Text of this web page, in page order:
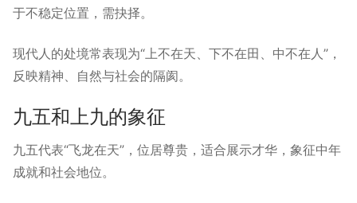
于不稳定位置，需抉择。
现代人的处境常表现为“上不在天、下不在田、中不在人”，
反映精神、自然与社会的隔阂。
九五和上九的象征
九五代表“飞龙在天”，位居尊贵，适合展示才华，象征中年
成就和社会地位。